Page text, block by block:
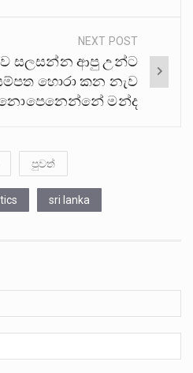
NEXT POST
සලසන්න ආපු උන්ට
හොරා කන නැව
මන්ද
පුවත්
sri lanka